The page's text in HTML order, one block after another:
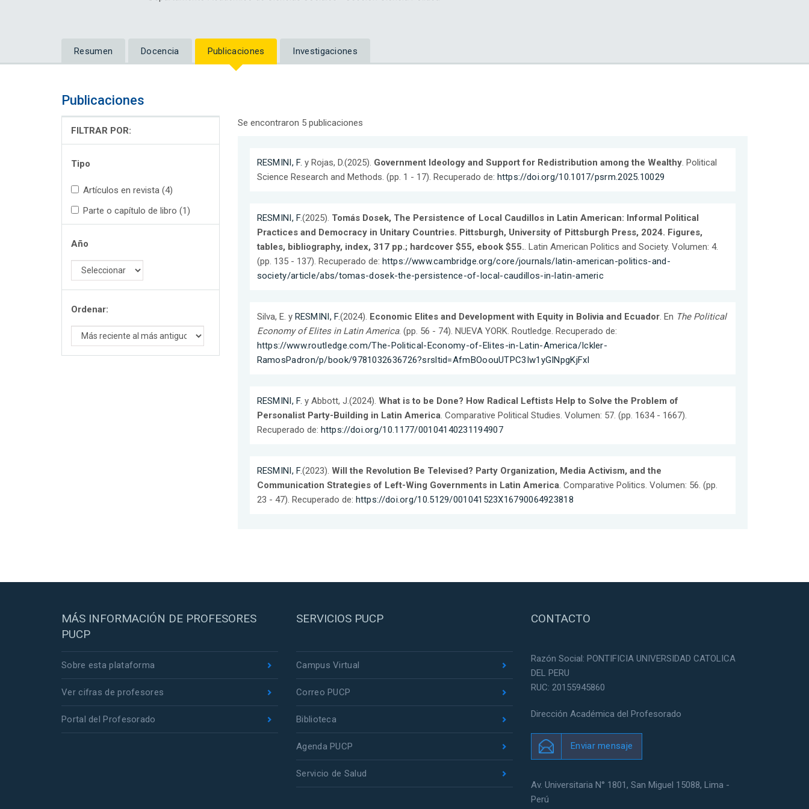
Resumen Docencia Publicaciones Investigaciones
Publicaciones
FILTRAR POR:
Tipo
Artículos en revista (4)
Parte o capítulo de libro (1)
Año
Ordenar:
Se encontraron 5 publicaciones
RESMINI, F. y Rojas, D.(2025). Government Ideology and Support for Redistribution among the Wealthy. Political
Science Research and Methods. (pp. 1 - 17). Recuperado de: https://doi.org/10.1017/psrm.2025.10029
RESMINI, F.(2025). Tomás Dosek, The Persistence of Local Caudillos in Latin American: Informal Political
Practices and Democracy in Unitary Countries. Pittsburgh, University of Pittsburgh Press, 2024. Figures,
tables, bibliography, index, 317 pp.; hardcover $55, ebook $55.. Latin American Politics and Society. Volumen: 4.
(pp. 135 - 137). Recuperado de: https://www.cambridge.org/core/journals/latin-american-politics-and-
society/article/abs/tomas-dosek-the-persistence-of-local-caudillos-in-latin-americ
Silva, E. y RESMINI, F.(2024). Economic Elites and Development with Equity in Bolivia and Ecuador. En The Political
Economy of Elites in Latin America. (pp. 56 - 74). NUEVA YORK. Routledge. Recuperado de:
https://www.routledge.com/The-Political-Economy-of-Elites-in-Latin-America/Ickler-
RamosPadron/p/book/9781032636726?srsltid=AfmBOoouUTPC3Iw1yGINpgKjFxl
RESMINI, F. y Abbott, J.(2024). What is to be Done? How Radical Leftists Help to Solve the Problem of
Personalist Party-Building in Latin America. Comparative Political Studies. Volumen: 57. (pp. 1634 - 1667).
Recuperado de: https://doi.org/10.1177/00104140231194907
RESMINI, F.(2023). Will the Revolution Be Televised? Party Organization, Media Activism, and the
Communication Strategies of Left-Wing Governments in Latin America. Comparative Politics. Volumen: 56. (pp.
23 - 47). Recuperado de: https://doi.org/10.5129/001041523X16790064923818
MÁS INFORMACIÓN DE PROFESORES
PUCP
Sobre esta plataforma
Ver cifras de profesores
Portal del Profesorado
SERVICIOS PUCP
Campus Virtual
Correo PUCP
Biblioteca
Agenda PUCP
Servicio de Salud
CONTACTO
Razón Social: PONTIFICIA UNIVERSIDAD CATOLICA
DEL PERU
RUC: 20155945860
Dirección Académica del Profesorado
Enviar mensaje
Av. Universitaria N° 1801, San Miguel 15088, Lima -
Perú